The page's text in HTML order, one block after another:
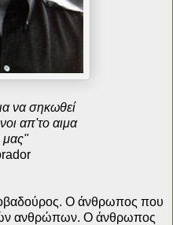
να σηκωθεί
απ'το αιμα
μας"
Ο άνθρωπος που
ανθρώπων. Ο άνθρωπος